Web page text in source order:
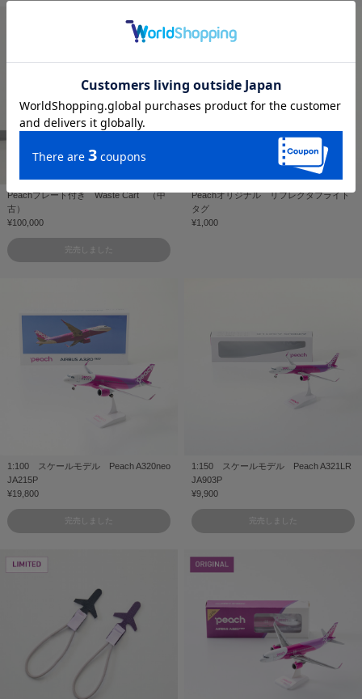
Peachプレート付き Waste Cart （中
古）
¥100,000
完売しました
Peachオリジナル リフレクタフライト
タグ
¥1,000
1:100 スケールモデル Peach A320neo
JA215P
¥19,800
完売しました
1:150 スケールモデル Peach A321LR
JA903P
¥9,900
完売しました